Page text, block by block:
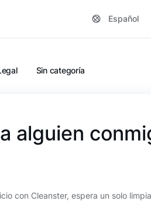
Español
Sin categoría
alguien
con Cleanster, espera un solo